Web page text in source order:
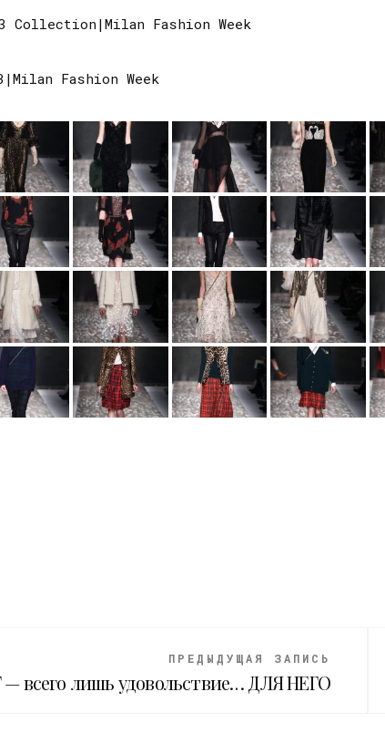
Fashion Week
Fashion Week
ПРЕДЫДУЩАЯ ЗАПИСЬ
— всего лишь удовольствие… ДЛЯ НЕГО